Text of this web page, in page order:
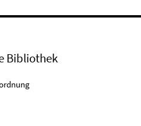
Bibliothek